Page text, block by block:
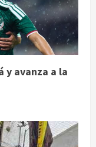
y avanza a la